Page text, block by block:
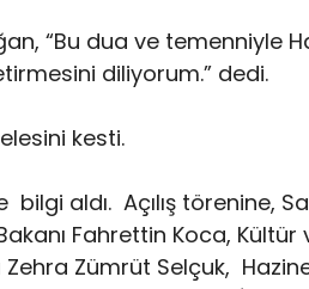
“Bu dua ve temenniyle
diliyorum.” dedi.
kesti.
aldı. Açılış törenine,
Fahrettin Koca, Kültür
Zehra Zümrüt Selçuk,